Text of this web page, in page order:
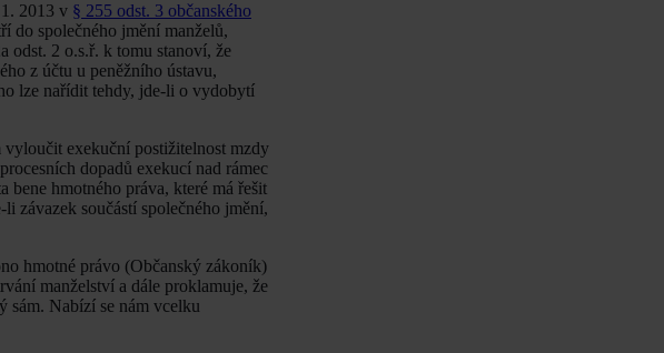
2013 v § 255 odst. 3 občanského
do společného jmění manželů,
odst. 2 o.s.ř. k tomu stanoví, že
z účtu u peněžního ústavu,
lze nařídit tehdy, jde-li o vydobytí
vyloučit exekuční postižitelnost mzdy
dopadů exekucí nad rámec
bene hmotného práva, které má řešit
závazek součástí společného jmění,
hmotné právo (Občanský zákoník)
manželství a dále proklamuje, že
sám. Nabízí se nám vcelku